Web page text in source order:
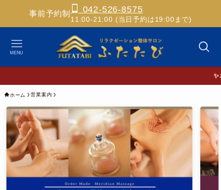
事前予約制 042-526-8575
11:00-21:00 (当日予約は19:00まで)
MENU
✨ホ
ホーム 営業案内